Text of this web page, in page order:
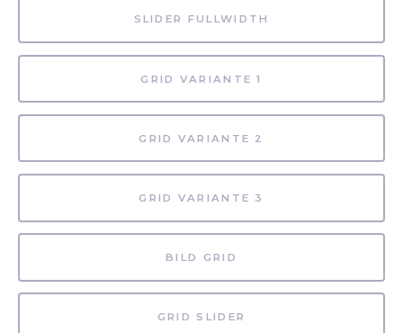
SLIDER FULLWIDTH
GRID VARIANTE 1
GRID VARIANTE 2
GRID VARIANTE 3
BILD GRID
GRID SLIDER